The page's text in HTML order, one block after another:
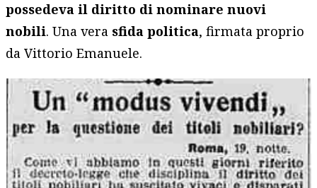
possedeva il diritto di nominare nuovi
nobili. Una vera sfida politica, firmata proprio
da Vittorio Emanuele.